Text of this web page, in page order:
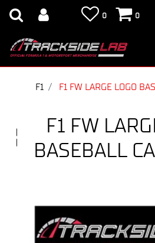
0 0
F1 F1 FW LARGE LOGO
F1 FW
BASEBALL